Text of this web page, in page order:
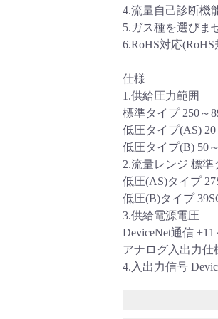
製品カタログダウンロー
サポート
よくあるご質問(FAQ)・
4.流量自己診断機
5.ガス種を選びま
6.RoHS対応
仕様
1.供給圧力範囲
標準タイプ 250～
低圧タイプ(AS) 20
低圧タイプ(B) 50
2.流量レンジ 標準
低圧(AS)タイプ
低圧(B)タイプ
3.供給電源電圧
DeviceNet通信
アナログ入出力仕
4.入出力信号